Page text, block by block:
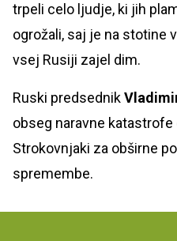
trpeli celo ljudje, ki jih
ogrožali, saj je na stotine
vsej Rusiji zajel dim.
Ruski predsednik
obseg naravne
Strokovnjaki za obširne
spremembe.